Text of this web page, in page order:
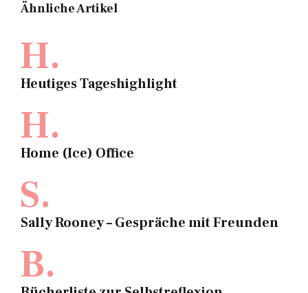
Ähnliche Artikel
H.
Heutiges Tageshighlight
H.
Home (Ice) Office
S.
Sally Rooney – Gespräche mit Freunden
B.